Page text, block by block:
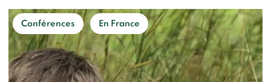
Conférences En France